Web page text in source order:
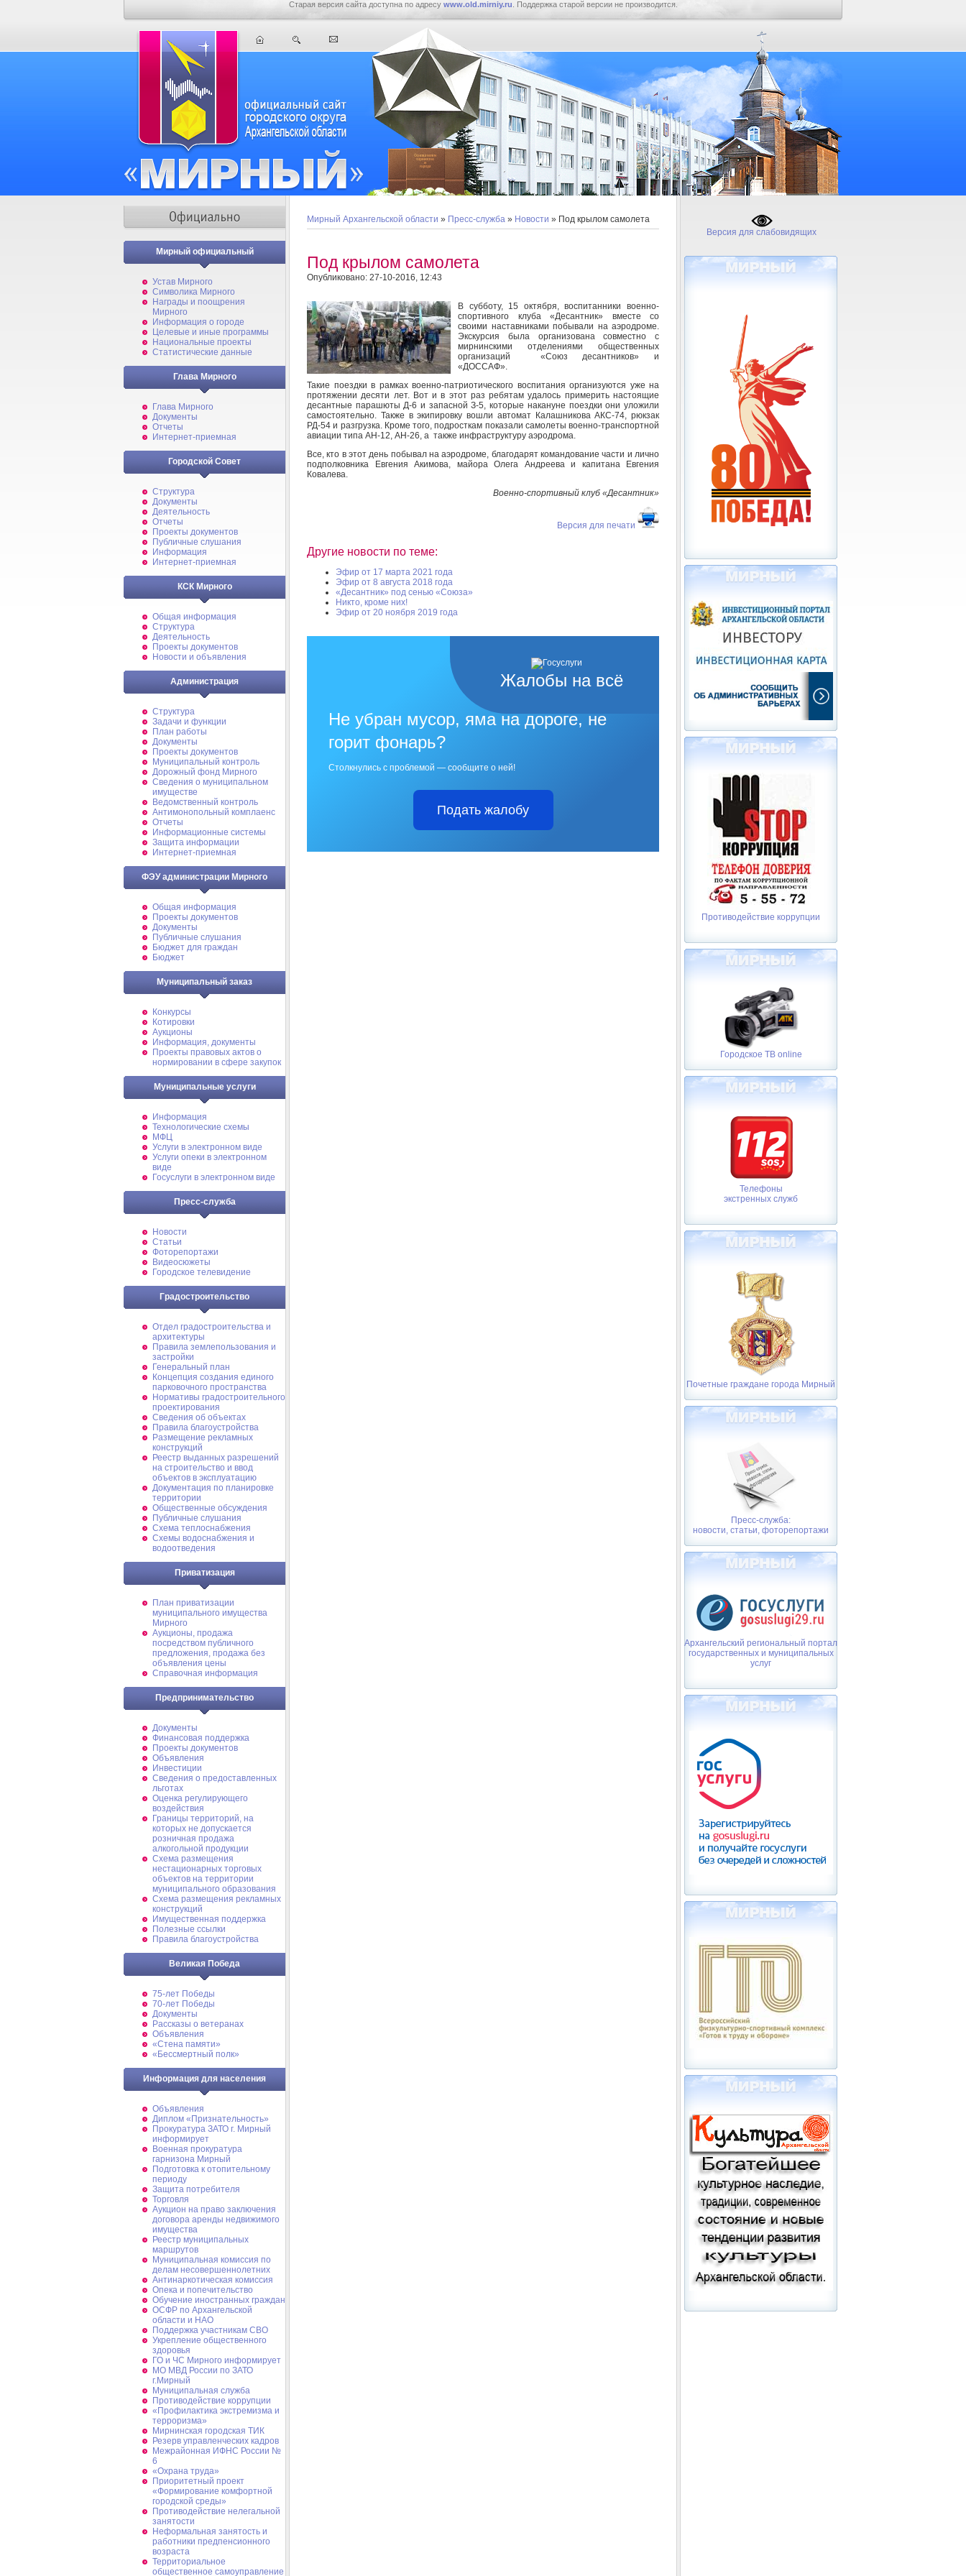
Старая версия сайта доступна по адресу www.old.mirniy.ru . Поддержка старой версии не производится.
Мирный официальный
Устав Мирного
Символика Мирного
Награды и поощрения
Мирного
Информация о городе
Целевые и иные программы
Национальные проекты
Статистические данные
Глава Мирного
Глава Мирного
Документы
Отчеты
Интернет-приемная
Городской Совет
Структура
Документы
Деятельность
Отчеты
Проекты документов
Публичные слушания
Информация
Интернет-приемная
КСК Мирного
Общая информация
Структура
Деятельность
Проекты документов
Новости и объявления
Администрация
Структура
Задачи и функции
План работы
Документы
Проекты документов
Муниципальный контроль
Дорожный фонд Мирного
Cведения о муниципальном
имуществе
Ведомственный контроль
Антимонопольный комплаенс
Отчеты
Информационные системы
Защита информации
Интернет-приемная
ФЭУ администрации Мирного
Общая информация
Проекты документов
Документы
Публичные слушания
Бюджет для граждан
Бюджет
Муниципальный заказ
Конкурсы
Котировки
Аукционы
Информация, документы
Проекты правовых актов о
нормировании в сфере закупок
Муниципальные услуги
Информация
Технологические схемы
МФЦ
Услуги в электронном виде
Услуги опеки в электронном
виде
Госуслуги в электронном виде
Пресс-служба
Новости
Статьи
Фоторепортажи
Видеосюжеты
Городское телевидение
Градостроительство
Отдел градостроительства и
архитектуры
Правила землепользования и
застройки
Генеральный план
Концепция создания единого
парковочного пространства
Нормативы градостроительного
проектирования
Сведения об объектах
Правила благоустройства
Размещение рекламных
конструкций
Реестр выданных разрешений
на строительство и ввод
объектов в эксплуатацию
Документация по планировке
территории
Общественные обсуждения
Публичные слушания
Схема теплоснабжения
Схемы водоснабжения и
водоотведения
Приватизация
План приватизации
муниципального имущества
Мирного
Аукционы, продажа
посредством публичного
предложения, продажа без
объявления цены
Справочная информация
Предпринимательство
Документы
Финансовая поддержка
Проекты документов
Объявления
Инвестиции
Сведения о предоставленных
льготах
Оценка регулирующего
воздействия
Границы территорий, на
которых не допускается
розничная продажа
алкогольной продукции
Схема размещения
нестационарных торговых
объектов на территории
муниципального образования
Схема размещения рекламных
конструкций
Имущественная поддержка
Полезные ссылки
Правила благоустройства
Великая Победа
75-лет Победы
70-лет Победы
Документы
Рассказы о ветеранах
Объявления
«Стена памяти»
«Бессмертный полк»
Информация для населения
Объявления
Диплом «Признательность»
Прокуратура ЗАТО г. Мирный
информирует
Военная прокуратура
гарнизона Мирный
Подготовка к отопительному
периоду
Защита потребителя
Торговля
Аукцион на право заключения
договора аренды недвижимого
имущества
Реестр муниципальных
маршрутов
Муниципальная комиссия по
делам несовершеннолетних
Антинаркотическая комиссия
Опека и попечительство
Обучение иностранных граждан
ОСФР по Архангельской
области и НАО
Поддержка участникам СВО
Укрепление общественного
здоровья
ГО и ЧС Мирного информирует
МО МВД России по ЗАТО
г.Мирный
Муниципальная cлужба
Противодействие коррупции
«Профилактика экстремизма и
терроризма»
Мирнинская городская ТИК
Резерв управленческих кадров
Межрайонная ИФНС России №
6
«Охрана труда»
Приоритетный проект
«Формирование комфортной
городской среды»
Противодействие нелегальной
занятости
Неформальная занятость и
работники предпенсионного
возраста
Территориальное
общественное самоуправление
Мирный Архангельской области » Пресс-служба » Новости » Под крылом самолета
Под крылом самолета
Опубликовано: 27-10-2016, 12:43
В субботу, 15 октября, воспитанники военно-
спортивного клуба «Десантник» вместе со
своими наставниками побывали на аэродроме.
Экскурсия была организована совместно с
мирнинскими отделениями общественных
организаций «Союз десантников» и
«ДОССАФ».
Такие поездки в рамках военно-патриотического воспитания организуются уже на
протяжении десяти лет. Вот и в этот раз ребятам удалось примерить настоящие
десантные парашюты Д-6 и запасной З-5, которые накануне поездки они уложили
самостоятельно. Также в экипировку вошли автомат Калашникова АКС-74, рюкзак
РД-54 и разгрузка. Кроме того, подросткам показали самолеты военно-транспортной
авиации типа АН-12, АН-26, а также инфраструктуру аэродрома.
Все, кто в этот день побывал на аэродроме, благодарят командование части и лично
подполковника Евгения Акимова, майора Олега Андреева и капитана Евгения
Ковалева.
Военно-спортивный клуб «Десантник»
Версия для печати
Другие новости по теме:
Эфир от 17 марта 2021 года
Эфир от 8 августа 2018 года
«Десантник» под сенью «Союза»
Никто, кроме них!
Эфир от 20 ноября 2019 года
Жалобы на всё
Не убран мусор, яма на дороге, не
горит фонарь?
Столкнулись с проблемой — сообщите о ней!
Подать жалобу
Версия для слабовидящих
Противодействие коррупции
Городское ТВ online
Телефоны
экстренных служб
Почетные граждане города Мирный
Пресс-служба:
новости, статьи, фоторепортажи
Архангельский региональный портал
государственных и муниципальных
услуг